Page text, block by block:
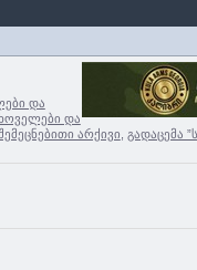
და
და
არქივი გადაცემა